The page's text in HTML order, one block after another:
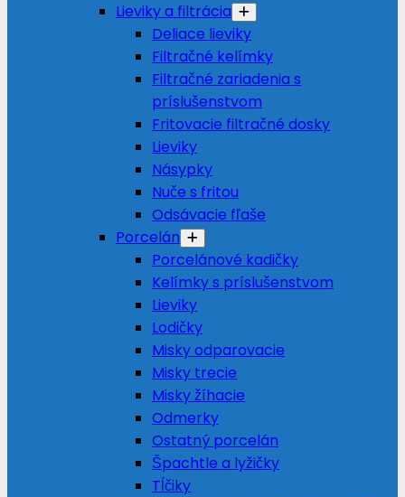
Lieviky a filtrácia
Deliace lieviky
Filtračné kelímky
Filtračné zariadenia s
príslušenstvom
Fritovacie filtračné dosky
Lieviky
Násypky
Nuče s fritou
Odsávacie fľaše
Porcelán
Porcelánové kadičky
Kelímky s príslušenstvom
Lieviky
Lodičky
Misky odparovacie
Misky trecie
Misky žíhacie
Odmerky
Ostatný porcelán
Špachtle a lyžičky
Tĺčiky